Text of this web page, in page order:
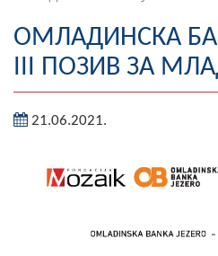
Географија
Насељена мјеста
Занимљивости
Фотогалерија
ОМЛАДИНСКА
III ПОЗИВ ЗА
21.06.2021.